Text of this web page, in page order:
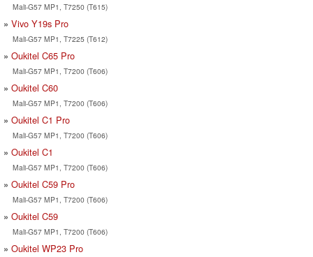
Mali-G57 MP1, T7250 (T615)
Vivo Y19s Pro
Mali-G57 MP1, T7225 (T612)
Oukitel C65 Pro
Mali-G57 MP1, T7200 (T606)
Oukitel C60
Mali-G57 MP1, T7200 (T606)
Oukitel C1 Pro
Mali-G57 MP1, T7200 (T606)
Oukitel C1
Mali-G57 MP1, T7200 (T606)
Oukitel C59 Pro
Mali-G57 MP1, T7200 (T606)
Oukitel C59
Mali-G57 MP1, T7200 (T606)
Oukitel WP23 Pro